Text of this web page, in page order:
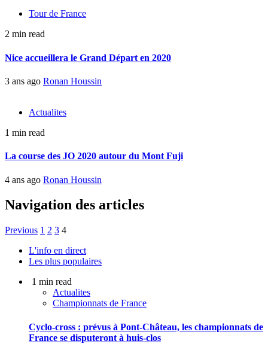
Tour de France
2 min read
Nice accueillera le Grand Départ en 2020
3 ans ago Ronan Houssin
Actualites
1 min read
La course des JO 2020 autour du Mont Fuji
4 ans ago Ronan Houssin
Navigation des articles
Previous 1 2 3 4
L'info en direct
Les plus populaires
1 min read
Actualites
Championnats de France
Cyclo-cross : prévus à Pont-Château, les championnats de
France se disputeront à huis-clos